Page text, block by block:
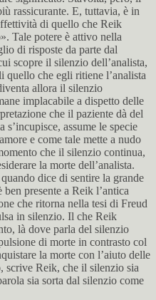
rassicurante. E, tuttavia, è in
di quello che Reik
Tale potere è attivo nella
di risposte da parte dal
scopre il silenzio dell’analista,
che egli ritiene l’analista
allora il silenzio
implacabile a dispetto delle
che il paziente dà del
s’incupisce, assume le specie
e come tale mette a nudo
che il silenzio continua,
la morte dell’analista.
dice di sentire la grande
presente a Reik l’antica
che ritorna nella tesi di Freud
in silenzio. Il che Reik
là dove parla del silenzio
di morte in contrasto col
la morte con l’aiuto delle
scrive Reik, che il silenzio sia
sia sorta dal silenzio come